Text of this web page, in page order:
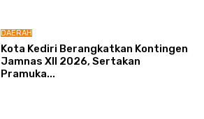
DAERAH
Kota Kediri Berangkatkan Kontingen
Jamnas XII 2026, Sertakan
Pramuka...